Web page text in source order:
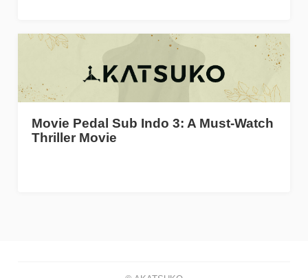
Movie Pedal Sub Indo 3: A Must-Watch
Thriller Movie